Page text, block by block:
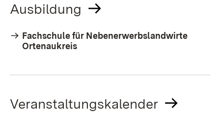
Ausbildung
Fachschule für Nebenerwerbslandwirte
Ortenaukreis
Veranstaltungskalender